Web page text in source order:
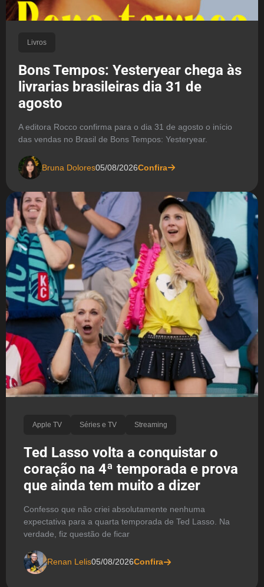
Livros
Bons Tempos: Yesteryear chega às
livrarias brasileiras dia 31 de
agosto
A editora Rocco confirma para o dia 31 de agosto o início
das vendas no Brasil de Bons Tempos: Yesteryear.
Bruna Dolores05/08/2026Confira
Apple TV Séries e TV Streaming
Ted Lasso volta a conquistar o
coração na 4ª temporada e prova
que ainda tem muito a dizer
Confesso que não criei absolutamente nenhuma
expectativa para a quarta temporada de Ted Lasso. Na
verdade, fiz questão de ficar
Renan Lelis05/08/2026Confira